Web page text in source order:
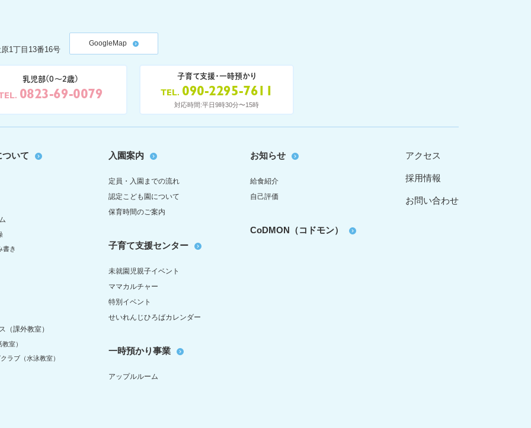
1丁目13番16号
GoogleMap
乳児部(0〜2歳)
0823-69-0079
子育て支援・一時預かり
TEL 090-2295-7611
対応時間:平日9時30分〜15時
いて
書き
（課外教室）
室）
ラブ（水泳教室）
入園案内
定員・入園までの流れ
認定こども園について
保育時間のご案内
子育て支援センター
未就園児親子イベント
ママカルチャー
特別イベント
せいれんじひろばカレンダー
一時預かり事業
アップルルーム
お知らせ
給食紹介
自己評価
CoDMON（コドモン）
アクセス
採用情報
お問い合わせ